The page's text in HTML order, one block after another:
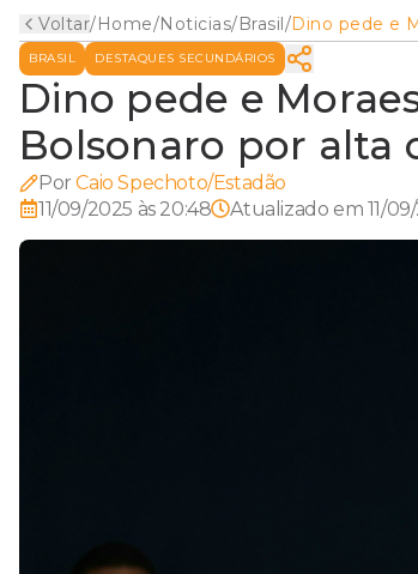
Voltar/Home/Noticias/Brasil/Dino pede e
dobrar multa
por alta
econômica
BRASIL DESTAQUES SECUNDÁRIOS
Dino pede e
Bolsonaro por alta
Por Caio Spechoto/Estadão
11/09/2025 às 20:48
Atualizado em 11/